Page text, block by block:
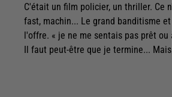
C'était un film policier, un thriller. Ce
fast, machin... Le grand banditisme
l'offre. « je ne me sentais pas prêt ou
Il faut peut-être que je termine...